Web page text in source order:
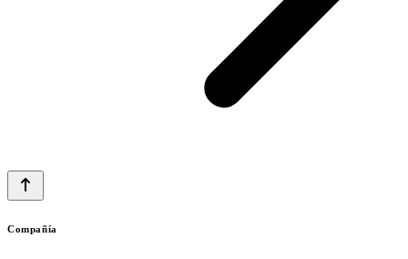
Compañía